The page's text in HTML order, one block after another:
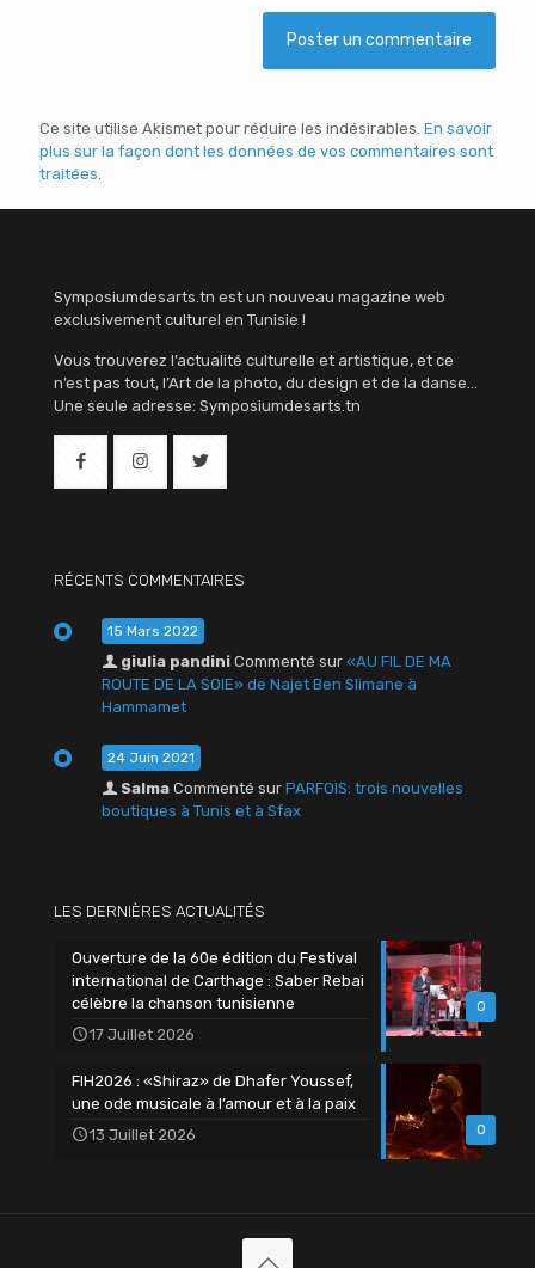
Ce site utilise Akismet pour réduire les indésirables. En savoir
plus sur la façon dont les données de vos commentaires sont
traitées
Symposiumdesarts.tn est un nouveau magazine web
exclusivement culturel en Tunisie !
Vous trouverez l’actualité culturelle et artistique, et ce
n’est pas tout, l’Art de la photo, du design et de la danse…
Une seule adresse: Symposiumdesarts.tn
RÉCENTS COMMENTAIRES
15 Mars 2022
giulia pandini Commenté sur «AU FIL DE MA
ROUTE DE LA SOIE» de Najet Ben Slimane à
Hammamet
24 Juin 2021
Salma Commenté sur PARFOIS: trois nouvelles
boutiques à Tunis et à Sfax
LES DERNIÈRES ACTUALITÉS
0
Ouverture de la 60e édition du Festival
international de Carthage : Saber Rebai
célèbre la chanson tunisienne
17 Juillet 2026
0
FIH2026 : «Shiraz» de Dhafer Youssef,
une ode musicale à l’amour et à la paix
13 Juillet 2026